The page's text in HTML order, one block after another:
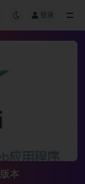
登录
本